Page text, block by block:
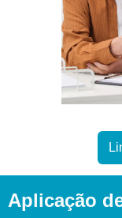
Aplicação